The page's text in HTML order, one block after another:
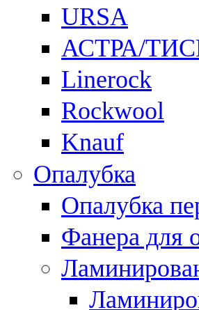
URSA
АСТРА/
Linerock
Rockwool
Knauf
Опалубка
Опалубка
Фанера для